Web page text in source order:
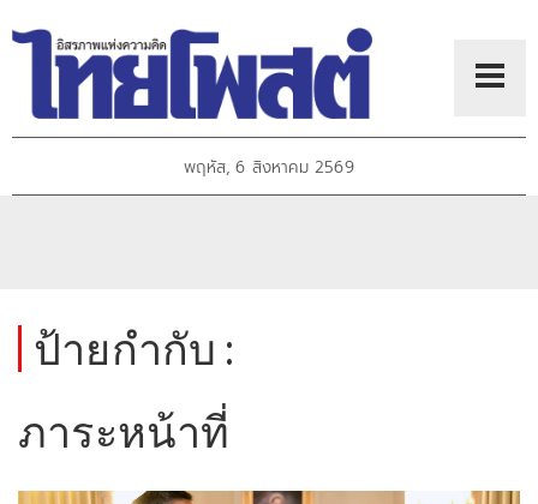
พฤหัส, 6 สิงหาคม 2569
ป้ายกำกับ :
ภาระหน้าที่